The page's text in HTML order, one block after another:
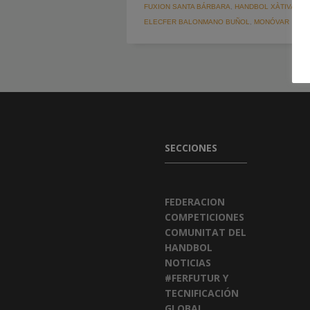
FUXION SANTA BÁRBARA
HANDBOL XÀTIVA
ELECFER BALONMANO BUÑOL
MONÓVAR
SECCIONES
FEDERACION
COMPETICIONES
COMUNITAT DEL
HANDBOL
NOTICIAS
#FERFUTUR Y
TECNIFICACIÓN